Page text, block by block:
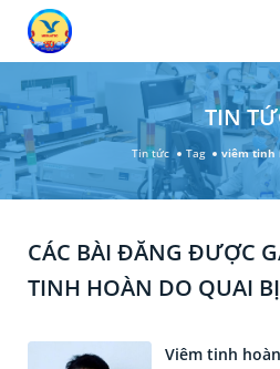
TIN
Tin tức Tag viêm tinh
CÁC BÀI ĐĂNG ĐƯỢC
TINH HOÀN DO QUAI
Viêm tinh